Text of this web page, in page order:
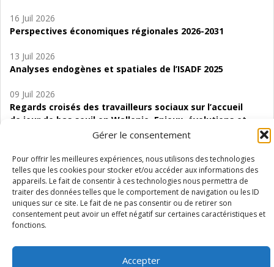
Gérer le consentement
Pour offrir les meilleures expériences, nous utilisons des technologies
telles que les cookies pour stocker et/ou accéder aux informations des
appareils. Le fait de consentir à ces technologies nous permettra de
traiter des données telles que le comportement de navigation ou les ID
uniques sur ce site. Le fait de ne pas consentir ou de retirer son
consentement peut avoir un effet négatif sur certaines caractéristiques et
fonctions.
Accepter
16 Juil 2026
Perspectives économiques régionales 2026-2031
13 Juil 2026
Analyses endogènes et spatiales de l’ISADF 2025
09 Juil 2026
Regards croisés des travailleurs sociaux sur l’accueil
de jour de bas seuil en Wallonie. Enjeux, évolutions et
06 Juil 2026
Étude d’évaluabilité des Structures
d’accompagnement à l’autocréation d’emploi (SAACE)
01 Juil 2026
Pénurie du personnel infirmier :quels indicateurs
Wallonie ?